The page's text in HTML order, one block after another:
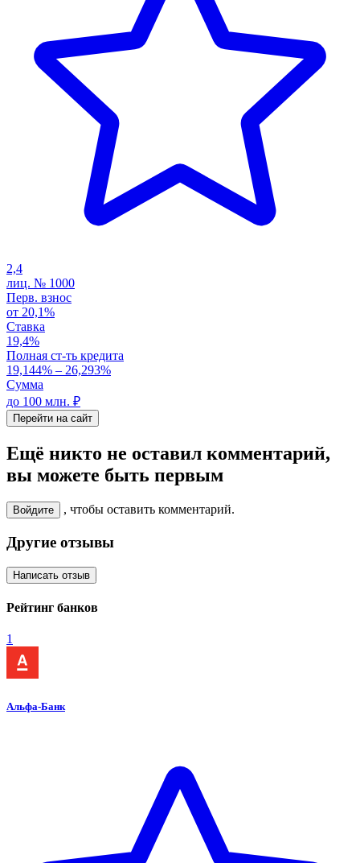
2,4
лиц. № 1000
Перв. взнос
от 20,1%
Ставка
19,4%
Полная ст-ть кредита
19,144% – 26,293%
Сумма
до 100 млн. ₽
Перейти на сайт
Ещё никто не оставил комментарий,
вы можете быть первым
Войдите , чтобы оставить комментарий.
Другие отзывы
Написать отзыв
Рейтинг банков
1
Альфа-Банк